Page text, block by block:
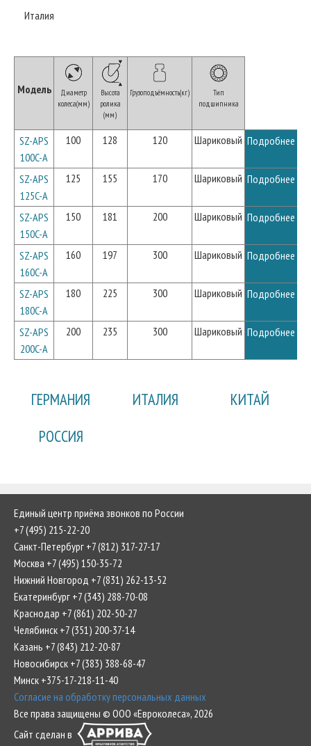
Италия
Модель
Диаметр
колеса(мм)
Высота
ролика
(мм)
Грузоподъёмность(кг)
Тип
подшипника
SZ-APS
100C-A
100 128 120 Шариковый Подробнее
SZ-APS
125C-A
125 155 170 Шариковый Подробнее
SZ-APS
150C-A
150 181 200 Шариковый Подробнее
SZ-APS
160C-A
160 197 300 Шариковый Подробнее
SZ-APS
180C-A
180 225 300 Шариковый Подробнее
SZ-APS
200C-A
200 235 300 Шариковый Подробнее
ГЕРМАНИЯ ИТАЛИЯ
КИТАЙ
РОССИЯ
Единый центр приёма звонков по России
+7 (495) 215-22-20
Санкт-Петербург +7 (812) 317-27-17
Москва +7 (495) 150-35-72
Нижний Новгород +7 (831) 262-13-52
Екатеринбург +7 (343) 288-70-08
Краснодар +7 (861) 202-50-27
Челябинск +7 (351) 200-37-14
Казань +7 (843) 212-20-87
Новосибирск +7 (383) 388-68-47
Минск +375-17-218-11-40
Согласие на обработку персональных данных
Все права защищены © ООО «Евроколеса», 2026
Сайт сделан в